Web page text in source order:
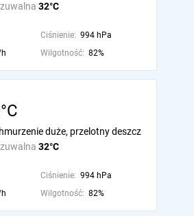
32°C
Ciśnienie: 994 hPa
Wilgotność: 82%
32°C
duże, przelotny deszcz
Ciśnienie: 994 hPa
Wilgotność: 82%